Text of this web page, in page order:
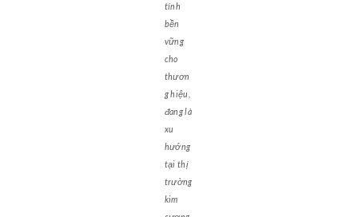
tính
bền
vững
cho
thươn
g hiệu,
đang là
xu
hướng
tại thị
trường
kim